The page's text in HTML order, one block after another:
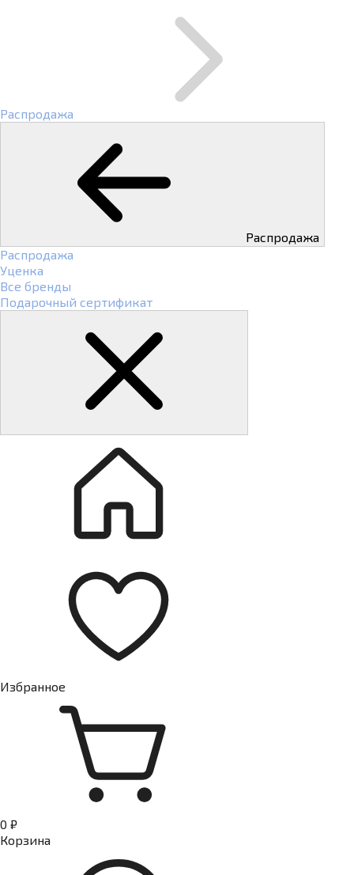
Распродажа
Распродажа
Распродажа
Уценка
Все бренды
Подарочный сертификат
Избранное
0 ₽
Корзина